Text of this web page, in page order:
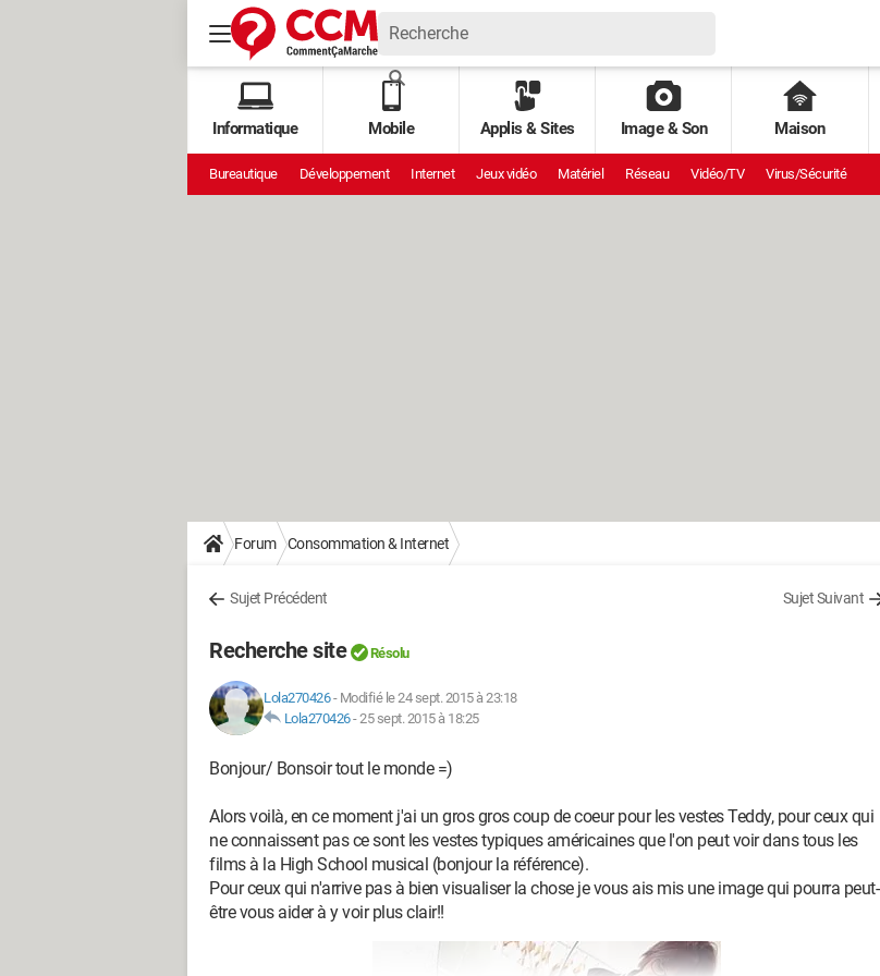
Informatique Mobile Applis & Sites Image & Son Maison
Bureautique Développement Internet Jeux vidéo Matériel Réseau Vidéo/TV Virus/Sécurité
Forum Consommation & Internet
Sujet Précédent Sujet Suivant
Recherche site Résolu
Lola270426- Modifié le 24 sept. 2015 à 23:18
Lola270426-25 sept. 2015 à 18:25
Bonjour/ Bonsoir tout le monde =)
Alors voilà, en ce moment j'ai un gros gros coup de coeur pour les vestes Teddy, pour ceux qui
ne connaissent pas ce sont les vestes typiques américaines que l'on peut voir dans tous les
films à la High School musical (bonjour la référence).
Pour ceux qui n'arrive pas à bien visualiser la chose je vous ais mis une image qui pourra peut-
être vous aider à y voir plus clair!!